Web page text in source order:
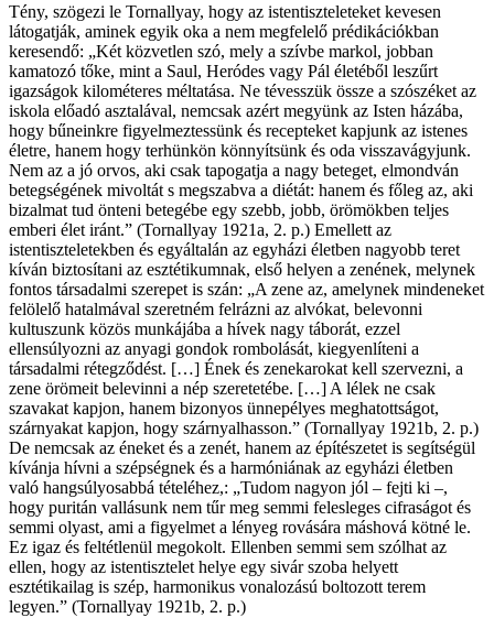
Tény, szögezi le Tornallyay, hogy az istentiszteleteket kevesen
látogatják, aminek egyik oka a nem megfelelő prédikációkban
keresendő: „Két közvetlen szó, mely a szívbe markol, jobban
kamatozó tőke, mint a Saul, Heródes vagy Pál életéből leszűrt
igazságok kilométeres méltatása. Ne tévesszük össze a szószéket az
iskola előadó asztalával, nemcsak azért megyünk az Isten házába,
hogy bűneinkre figyelmeztessünk és recepteket kapjunk az istenes
életre, hanem hogy terhünkön könnyítsünk és oda visszavágyjunk.
Nem az a jó orvos, aki csak tapogatja a nagy beteget, elmondván
betegségének mivoltát s megszabva a diétát: hanem és főleg az, aki
bizalmat tud önteni betegébe egy szebb, jobb, örömökben teljes
emberi élet iránt.” (Tornallyay 1921a, 2. p.) Emellett az
istentiszteletekben és egyáltalán az egyházi életben nagyobb teret
kíván biztosítani az esztétikumnak, első helyen a zenének, melynek
fontos társadalmi szerepet is szán: „A zene az, amelynek mindeneket
felölelő hatalmával szeretném felrázni az alvókat, belevonni
kultuszunk közös munkájába a hívek nagy táborát, ezzel
ellensúlyozni az anyagi gondok rombolását, kiegyenlíteni a
társadalmi rétegződést. […] Ének és zenekarokat kell szervezni, a
zene örömeit belevinni a nép szeretetébe. […] A lélek ne csak
szavakat kapjon, hanem bizonyos ünnepélyes meghatottságot,
szárnyakat kapjon, hogy szárnyalhasson.” (Tornallyay 1921b, 2. p.)
De nemcsak az éneket és a zenét, hanem az építészetet is segítségül
kívánja hívni a szépségnek és a harmóniának az egyházi életben
való hangsúlyosabbá tételéhez,: „Tudom nagyon jól – fejti ki –,
hogy puritán vallásunk nem tűr meg semmi felesleges cifraságot és
semmi olyast, ami a figyelmet a lényeg rovására máshová kötné le.
Ez igaz és feltétlenül megokolt. Ellenben semmi sem szólhat az
ellen, hogy az istentisztelet helye egy sivár szoba helyett
esztétikailag is szép, harmonikus vonalozású boltozott terem
legyen.” (Tornallyay 1921b, 2. p.)